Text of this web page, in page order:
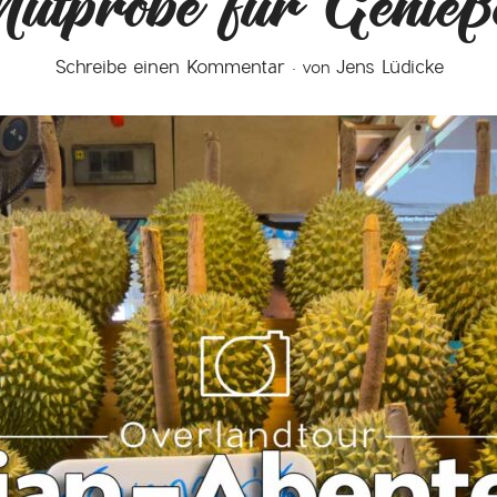
Schreibe einen Kommentar von Jens Lüdicke